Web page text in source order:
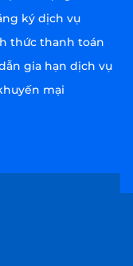
ký dịch vụ
thức thanh toán
gia hạn dịch vụ
mại